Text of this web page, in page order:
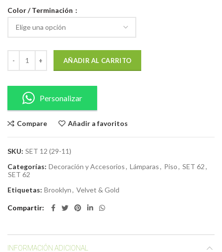
Color / Terminación
AÑADIR AL CARRITO
Personalizar
Compare Añadir a favoritos
SKU: SET 12 (29-11)
Categorías: Decoración y Accesorios, Lámparas, Piso, SET 62,
SET 62
Etiquetas: Brooklyn, Velvet & Gold
Compartir
INFORMACIÓN ADICIONAL